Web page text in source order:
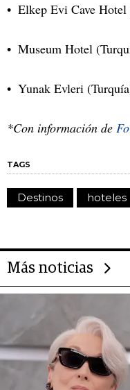
Elkep Evi Cave
Museum Hotel
Yunak Evleri
*Con información de
TAGS
Destinos hoteles
Más noticias